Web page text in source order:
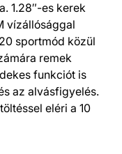
1.28″-es kerek
vízállósággal
sportmód közül
remek
funkciót is
az alvásfigyelés.
eléri a 10